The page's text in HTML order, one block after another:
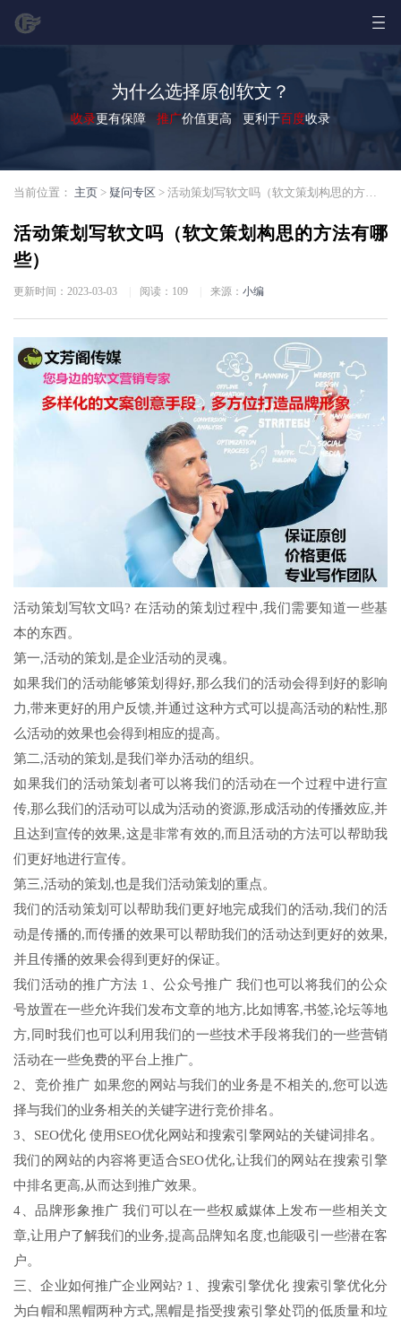
为什么选择原创软文？
收录更有保障 推广价值更高 更利于百度收录
当前位置： 主页 > 疑问专区 > 活动策划写软文吗（软文策划构思的方法有哪些）
活动策划写软文吗（软文策划构思的方法有哪
些）
更新时间：2023-03-03 阅读： 109 来源： 小编
活动策划写软文吗? 在活动的策划过程中,我们需要知道一些基
本的东西。
第一,活动的策划,是企业活动的灵魂。
如果我们的活动能够策划得好,那么我们的活动会得到好的影响
力,带来更好的用户反馈,并通过这种方式可以提高活动的粘性,那
么活动的效果也会得到相应的提高。
第二,活动的策划,是我们举办活动的组织。
如果我们的活动策划者可以将我们的活动在一个过程中进行宣
传,那么我们的活动可以成为活动的资源,形成活动的传播效应,并
且达到宣传的效果,这是非常有效的,而且活动的方法可以帮助我
们更好地进行宣传。
第三,活动的策划,也是我们活动策划的重点。
我们的活动策划可以帮助我们更好地完成我们的活动,我们的活
动是传播的,而传播的效果可以帮助我们的活动达到更好的效果,
并且传播的效果会得到更好的保证。
我们活动的推广方法 1、公众号推广 我们也可以将我们的公众
号放置在一些允许我们发布文章的地方,比如博客,书签,论坛等地
方,同时我们也可以利用我们的一些技术手段将我们的一些营销
活动在一些免费的平台上推广。
2、竞价推广 如果您的网站与我们的业务是不相关的,您可以选
择与我们的业务相关的关键字进行竞价排名。
3、SEO优化 使用SEO优化网站和搜索引擎网站的关键词排名。
我们的网站的内容将更适合SEO优化,让我们的网站在搜索引擎
中排名更高,从而达到推广效果。
4、品牌形象推广 我们可以在一些权威媒体上发布一些相关文
章,让用户了解我们的业务,提高品牌知名度,也能吸引一些潜在客
户。
三、企业如何推广企业网站? 1、搜索引擎优化 搜索引擎优化分
为白帽和黑帽两种方式,黑帽是指受搜索引擎处罚的低质量和垃